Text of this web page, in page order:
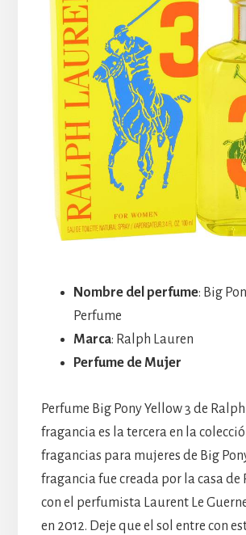
Nombre del perfume: Big
Perfume
Marca: Ralph Lauren
Perfume de Mujer
Perfume Big Pony Yellow 3 de
fragancia es la tercera en la
fragancias para mujeres de Big
fragancia fue creada por la casa de
con el perfumista Laurent Le
en 2012. Deje que el sol entre con